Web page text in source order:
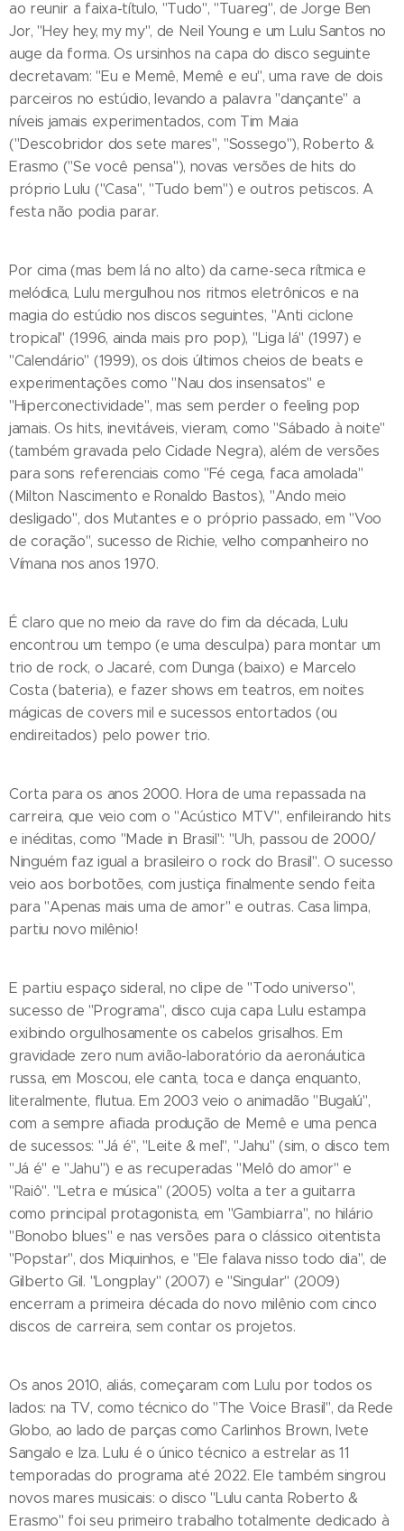
ao reunir a faixa-título, "Tudo", "Tuareg", de Jorge Ben
Jor, "Hey hey, my my", de Neil Young e um Lulu Santos no
auge da forma. Os ursinhos na capa do disco seguinte
decretavam: "Eu e Memê, Memê e eu", uma rave de dois
parceiros no estúdio, levando a palavra "dançante" a
níveis jamais experimentados, com Tim Maia
("Descobridor dos sete mares", "Sossego"), Roberto &
Erasmo ("Se você pensa"), novas versões de hits do
próprio Lulu ("Casa", "Tudo bem") e outros petiscos. A
festa não podia parar.
Por cima (mas bem lá no alto) da carne-seca rítmica e
melódica, Lulu mergulhou nos ritmos eletrônicos e na
magia do estúdio nos discos seguintes, "Anti ciclone
tropical" (1996, ainda mais pro pop), "Liga lá" (1997) e
"Calendário" (1999), os dois últimos cheios de beats e
experimentações como "Nau dos insensatos" e
"Hiperconectividade", mas sem perder o feeling pop
jamais. Os hits, inevitáveis, vieram, como "Sábado à noite"
(também gravada pelo Cidade Negra), além de versões
para sons referenciais como "Fé cega, faca amolada"
(Milton Nascimento e Ronaldo Bastos), "Ando meio
desligado", dos Mutantes e o próprio passado, em "Voo
de coração", sucesso de Richie, velho companheiro no
Vímana nos anos 1970.
É claro que no meio da rave do fim da década, Lulu
encontrou um tempo (e uma desculpa) para montar um
trio de rock, o Jacaré, com Dunga (baixo) e Marcelo
Costa (bateria), e fazer shows em teatros, em noites
mágicas de covers mil e sucessos entortados (ou
endireitados) pelo power trio.
Corta para os anos 2000. Hora de uma repassada na
carreira, que veio com o "Acústico MTV", enfileirando hits
e inéditas, como "Made in Brasil": "Uh, passou de 2000/
Ninguém faz igual a brasileiro o rock do Brasil". O sucesso
veio aos borbotões, com justiça finalmente sendo feita
para "Apenas mais uma de amor" e outras. Casa limpa,
partiu novo milênio!
E partiu espaço sideral, no clipe de "Todo universo",
sucesso de "Programa", disco cuja capa Lulu estampa
exibindo orgulhosamente os cabelos grisalhos. Em
gravidade zero num avião-laboratório da aeronáutica
russa, em Moscou, ele canta, toca e dança enquanto,
literalmente, flutua. Em 2003 veio o animadão "Bugalú",
com a sempre afiada produção de Memê e uma penca
de sucessos: "Já é", "Leite & mel", "Jahu" (sim, o disco tem
"Já é" e "Jahu") e as recuperadas "Melô do amor" e
"Raiô". "Letra e música" (2005) volta a ter a guitarra
como principal protagonista, em "Gambiarra", no hilário
"Bonobo blues" e nas versões para o clássico oitentista
"Popstar", dos Miquinhos, e "Ele falava nisso todo dia", de
Gilberto Gil. "Longplay" (2007) e "Singular" (2009)
encerram a primeira década do novo milênio com cinco
discos de carreira, sem contar os projetos.
Os anos 2010, aliás, começaram com Lulu por todos os
lados: na TV, como técnico do "The Voice Brasil", da Rede
Globo, ao lado de parças como Carlinhos Brown, Ivete
Sangalo e Iza. Lulu é o único técnico a estrelar as 11
temporadas do programa até 2022. Ele também singrou
novos mares musicais: o disco "Lulu canta Roberto &
Erasmo" foi seu primeiro trabalho totalmente dedicado à